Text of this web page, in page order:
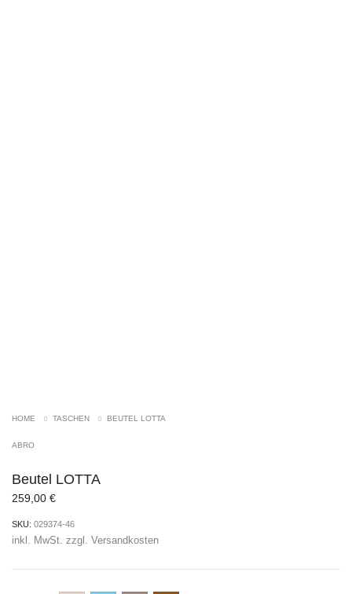
HOME TASCHEN BEUTEL LOTTA
ABRO
Beutel LOTTA
259,00 €
SKU: 029374-46
inkl. MwSt. zzgl. Versandkosten